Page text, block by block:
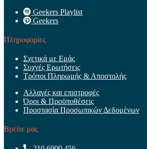
Geekers Playlist
Geekers
Πληροφορίες
Σχετικά με Εμάς
Συχνές Ερωτήσεις
Τρόποι Πληρωμής & Αποστολής
Αλλαγές και επιστροφές
Όροι & Προϋποθέσεις
Προστασία Προσωπικών Δεδομένων
Βρείτε μας